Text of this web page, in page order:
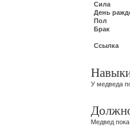
Сила
День
Пол
Брак
Ссылка
У медведа
Медвед